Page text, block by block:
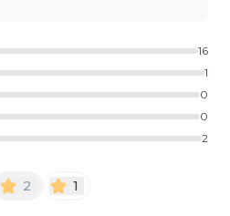
16
1
0
0
2
2 1